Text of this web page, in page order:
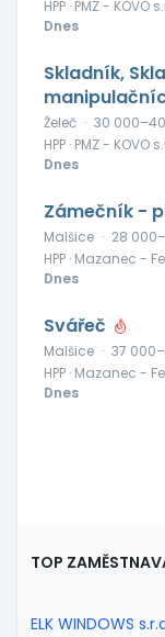
HPP · PMZ - KOVO
Dnes
Skladník,
Želeč · 30
HPP · PMZ - KOVO
Dnes
Zámečník -
Malšice · 28
HPP · Mazanec -
Dnes
Svářeč
Malšice · 37
HPP · Mazanec -
Dnes
TOP
ELK WINDOWS